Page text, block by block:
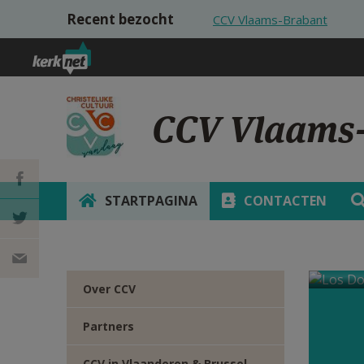
Overslaan en naar de inhoud gaan
Recent bezocht CCV Vlaams-Brabant
CCV
STARTPAGINA CONTACTEN
DEEL OP
FACEBOOK
DEEL OP
Over CCV
Partners